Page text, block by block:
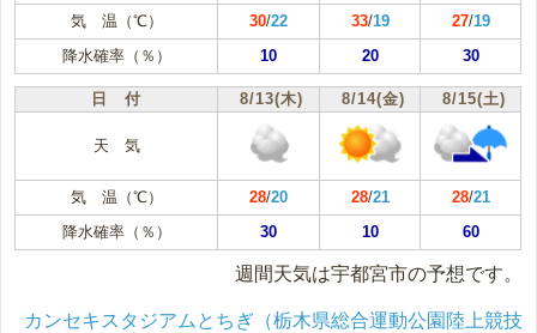
気 温（℃） 30/22 33/19 27/19
降水確率（％）
10 20 30
日 付 8/13(木) 8/14(金) 8/15(土)
天 気
気 温（℃） 28/20 28/21 28/21
降水確率（％）
30 10 60
週間天気は宇都宮市の予想です。
カンセキスタジアムとちぎ（栃木県総合運動公園陸上競技